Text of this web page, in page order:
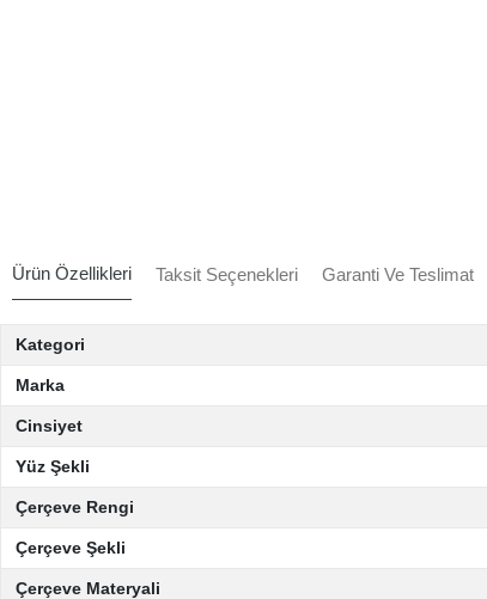
Ürün Özellikleri Taksit Seçenekleri Garanti Ve Teslimat
Kategori
Marka
Cinsiyet
Yüz Şekli
Çerçeve Rengi
Çerçeve Şekli
Çerçeve Materyali